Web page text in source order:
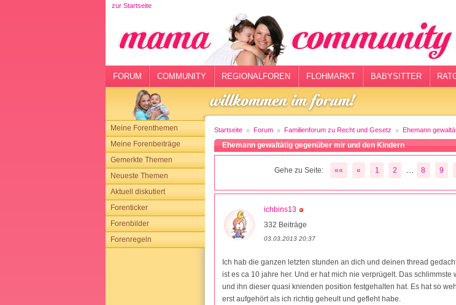
zur Startseite
FORUM COMMUNITY REGIONALFOREN FLOHMARKT BABYSITTER
Meine Forenthemen
Meine Forenbeiträge
Gemerkte Themen
Neueste Themen
Aktuell diskutiert
Forenticker
Forenbilder
Forenregeln
Startseite Forum Familienforum zu Recht und Gesetz Ehemann
Ehemann gewaltätig gegenüber mir und den Kindern
Gehe zu Seite: «« « 1 2 8 9
ichbins13
332 Beiträge
03.03.2013 20:37
Ich hab die ganzen letzten stunden an dich und deinen thread
ist es ca 10 jahre her. Und er hat mich nie verprügelt. Das
und ihn dieser quasi knienden position festgehalten hat. Es hat so
erst aufgehört als ich richtig geheult und gefleht habe.